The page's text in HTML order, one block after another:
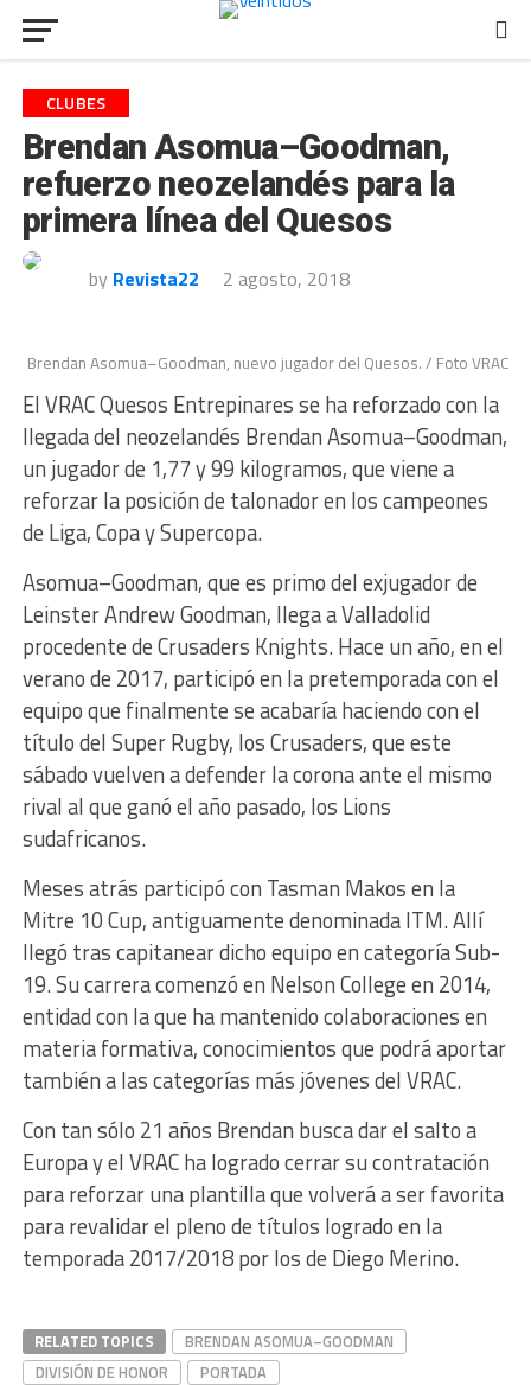
CLUBES
Brendan Asomua–Goodman,
refuerzo neozelandés para la
primera línea del Quesos
by Revista22 2 agosto, 2018
Brendan Asomua–Goodman, nuevo jugador del Quesos. / Foto VRAC
El VRAC Quesos Entrepinares se ha reforzado con la
llegada del neozelandés Brendan Asomua–Goodman,
un jugador de 1,77 y 99 kilogramos, que viene a
reforzar la posición de talonador en los campeones
de Liga, Copa y Supercopa.
Asomua–Goodman, que es primo del exjugador de
Leinster Andrew Goodman, llega a Valladolid
procedente de Crusaders Knights. Hace un año, en el
verano de 2017, participó en la pretemporada con el
equipo que finalmente se acabaría haciendo con el
título del Super Rugby, los Crusaders, que este
sábado vuelven a defender la corona ante el mismo
rival al que ganó el año pasado, los Lions
sudafricanos.
Meses atrás participó con Tasman Makos en la
Mitre 10 Cup, antiguamente denominada ITM. Allí
llegó tras capitanear dicho equipo en categoría Sub-
19. Su carrera comenzó en Nelson College en 2014,
entidad con la que ha mantenido colaboraciones en
materia formativa, conocimientos que podrá aportar
también a las categorías más jóvenes del VRAC.
Con tan sólo 21 años Brendan busca dar el salto a
Europa y el VRAC ha logrado cerrar su contratación
para reforzar una plantilla que volverá a ser favorita
para revalidar el pleno de títulos logrado en la
temporada 2017/2018 por los de Diego Merino.
RELATED TOPICS
BRENDAN ASOMUA–GOODMAN
DIVISIÓN DE HONOR
PORTADA